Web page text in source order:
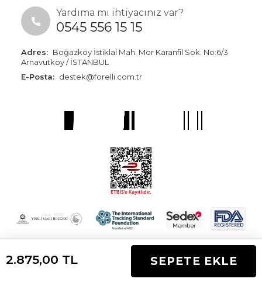
2.875,00 TL SEPETE EKLE
Yardıma mı ihtiyacınız var?
0545 556 15 15
Adres: Boğazköy İstiklal Mah. Mor Karanfil Sok. No:6/3
Arnavutköy / İSTANBUL
E-Posta: destek@forelli.com.tr